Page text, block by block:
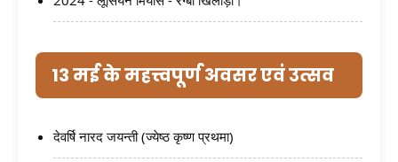
13 मई के महत्त्वपूर्ण अवसर एवं उत्सव
देवर्षि नारद जयन्ती (ज्येष्ठ कृष्ण प्रथमा)